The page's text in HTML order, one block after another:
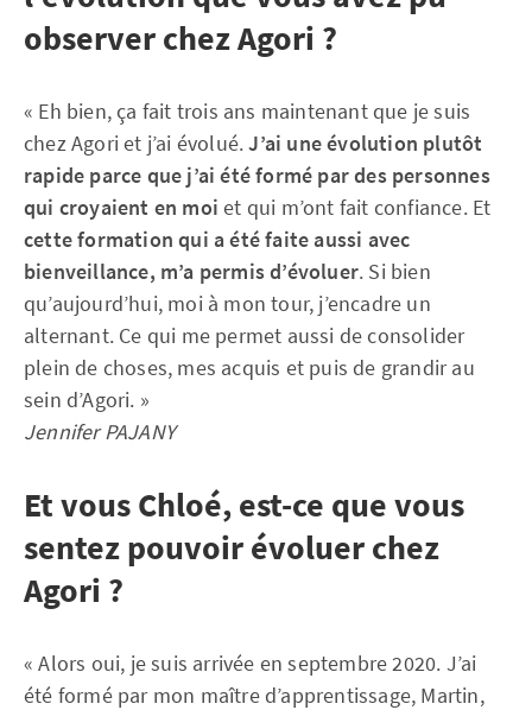
observer chez Agori ?
« Eh bien, ça fait trois ans maintenant que je suis
chez Agori et j’ai évolué.J’ai une évolution plutôt
rapide parce que j’ai été formé par des personnes
qui croyaient en moi et qui m’ont fait confiance. Et
cette formation qui a été faite aussi avec
bienveillance, m’a permis d’évoluer. Si bien
qu’aujourd’hui, moi à mon tour, j’encadre un
alternant. Ce qui me permet aussi de consolider
plein de choses, mes acquis et puis de grandir au
sein d’Agori. »
Jennifer PAJANY
Et vous Chloé, est-ce que vous
sentez pouvoir évoluer chez
Agori ?
« Alors oui, je suis arrivée en septembre 2020. J’ai
été formé par mon maître d’apprentissage, Martin,